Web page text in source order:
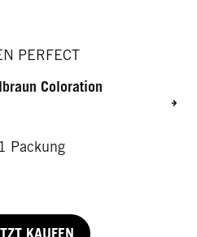
PERFECT
Coloration
1 Packung
KAUFEN